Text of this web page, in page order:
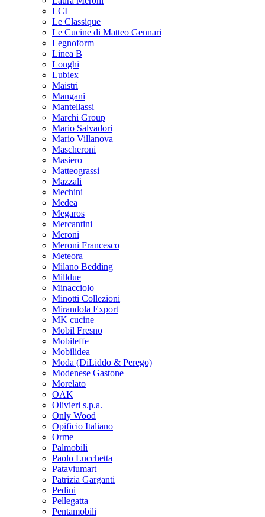
LCI
Le Classique
Le Cucine di Matteo Gennari
Legnoform
Linea B
Longhi
Lubiex
Maistri
Mangani
Mantellassi
Marchi Group
Mario Salvadori
Mario Villanova
Mascheroni
Masiero
Matteograssi
Mazzali
Mechini
Medea
Megaros
Mercantini
Meroni
Meroni Francesco
Meteora
Milano Bedding
Milldue
Minacciolo
Minotti Collezioni
Mirandola Export
MK cucine
Mobil Fresno
Mobileffe
Mobilidea
Moda (DiLiddo & Perego)
Modenese Gastone
Morelato
OAK
Olivieri s.p.a.
Only Wood
Opificio Italiano
Orme
Palmobili
Paolo Lucchetta
Pataviumart
Patrizia Garganti
Pedini
Pellegatta
Pentamobili